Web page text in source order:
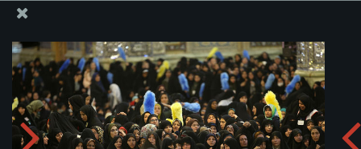
Discours du Guide suprême devant la foule des
pèlerins de Machhad